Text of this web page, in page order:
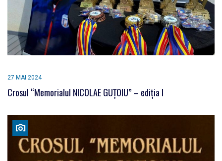
27 MAI 2024
Crosul “Memorialul NICOLAE GUȚOIU” – ediția I